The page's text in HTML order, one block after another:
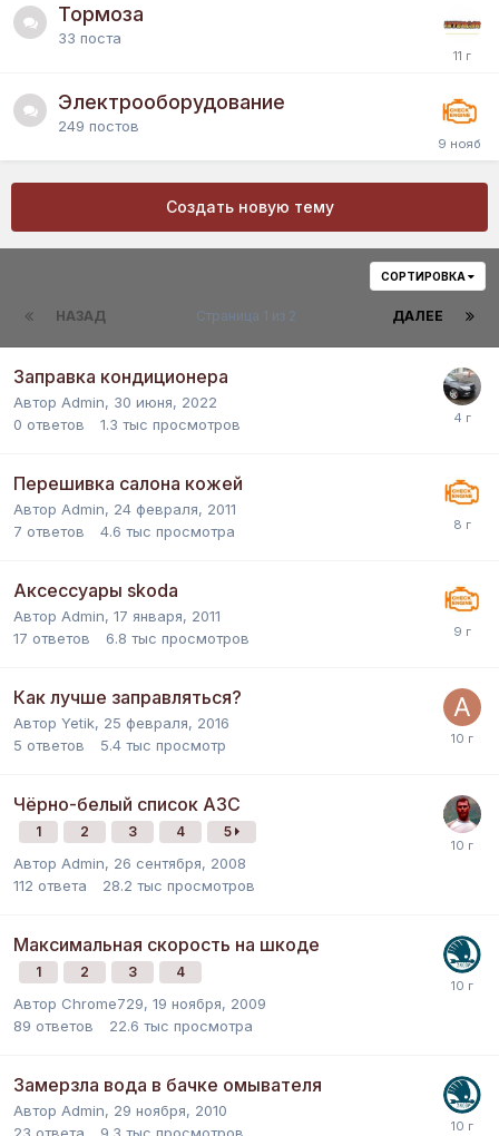
Тормоза
33 поста
Электрооборудование
249 постов
Создать новую тему
СОРТИРОВКА
НАЗАД ДАЛЕЕ
Страница 1 из 2
Заправка кондиционера
Автор Admin, 30 июня, 2022
0 ответов 1.3 тыс просмотров
Перешивка салона кожей
Автор Admin, 24 февраля, 2011
7 ответов 4.6 тыс просмотра
Аксессуары skoda
Автор Admin, 17 января, 2011
17 ответов 6.8 тыс просмотров
Как лучше заправляться?
Автор Yetik, 25 февраля, 2016
5 ответов 5.4 тыс просмотр
Чёрно-белый список АЗС
1 2 3 4 5
Автор Admin, 26 сентября, 2008
112 ответа 28.2 тыс просмотров
Максимальная скорость на шкоде
1 2 3 4
Автор Chrome729, 19 ноября, 2009
89 ответов 22.6 тыс просмотра
Замерзла вода в бачке омывателя
Автор Admin, 29 ноября, 2010
23 ответа 9.3 тыс просмотров